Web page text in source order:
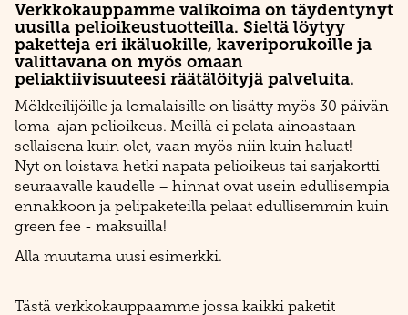
Verkkokauppamme valikoima on täydentynyt
uusilla pelioikeustuotteilla. Sieltä löytyy
paketteja eri ikäluokille, kaveriporukoille ja
valittavana on myös omaan
peliaktiivisuuteesi räätälöityjä palveluita.
Mökkeilijöille ja lomalaisille on lisätty myös 30 päivän
loma-ajan pelioikeus. Meillä ei pelata ainoastaan
sellaisena kuin olet, vaan myös niin kuin haluat!
Nyt on loistava hetki napata pelioikeus tai sarjakortti
seuraavalle kaudelle – hinnat ovat usein edullisempia
ennakkoon ja pelipaketeilla pelaat edullisemmin kuin
green fee - maksuilla!
Alla muutama uusi esimerkki.
Tästä verkkokauppaamme jossa kaikki paketit